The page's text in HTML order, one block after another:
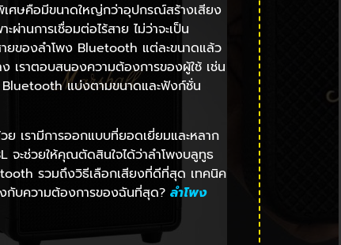
ศษคือมีขนาดใหญ่กว่าอุปกรณ์สร้างเสียง
านการเชื่อมต่อไร้สาย ไม่ว่าจะเป็น
ยของลำโพง Bluetooth แต่ละขนาดแล้ว
ราตอบสนองความต้องการของผู้ใช้ เช่น
ง Bluetooth แบ่งตามขนาดและฟังก์ชั่น
เรามีการออกแบบที่ยอดเยี่ยมและหลาก
จะช่วยให้คุณตัดสินใจได้ว่าลำโพงบลูทูธ
รวมถึงวิธีเลือกเสียงที่ดีที่สุด เทคนิค
กับความต้องการของฉันที่สุด? ลําโพง